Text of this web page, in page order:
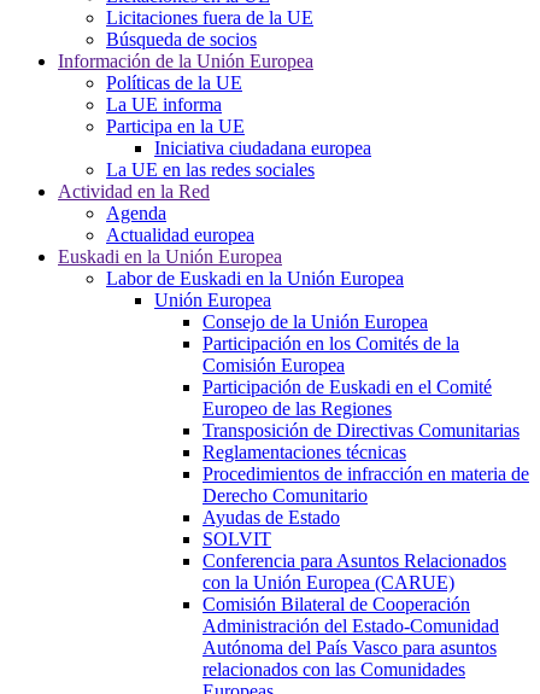
Licitaciones fuera de la UE
Búsqueda de socios
Información de la Unión Europea
Políticas de la UE
La UE informa
Participa en la UE
Iniciativa ciudadana europea
La UE en las redes sociales
Actividad en la Red
Agenda
Actualidad europea
Euskadi en la Unión Europea
Labor de Euskadi en la Unión Europea
Unión Europea
Consejo de la Unión Europea
Participación en los Comités de la
Comisión Europea
Participación de Euskadi en el Comité
Europeo de las Regiones
Transposición de Directivas Comunitarias
Reglamentaciones técnicas
Procedimientos de infracción en materia de
Derecho Comunitario
Ayudas de Estado
SOLVIT
Conferencia para Asuntos Relacionados
con la Unión Europea (CARUE)
Comisión Bilateral de Cooperación
Administración del Estado-Comunidad
Autónoma del País Vasco para asuntos
relacionados con las Comunidades